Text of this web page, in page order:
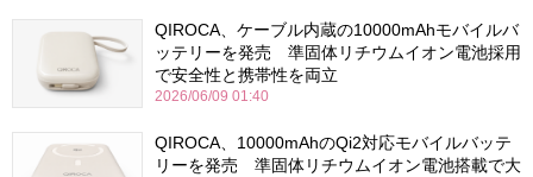
QIROCA、ケーブル内蔵の10000mAhモバイルバ
ッテリーを発売 準固体リチウムイオン電池採用
で安全性と携帯性を両立
2026/06/09 01:40
QIROCA、10000mAhのQi2対応モバイルバッテ
リーを発売 準固体リチウムイオン電池搭載で大